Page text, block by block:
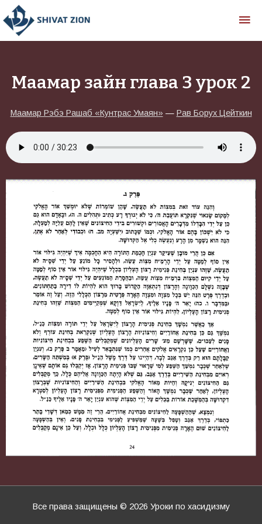
Маамар зайн глава 3 урок 2
Маамар Рэбэ Рашаб «Кунтрас Умаян» — Рав Борух Цейткин
Все права защищены © 2026 Уроки по хасидизму